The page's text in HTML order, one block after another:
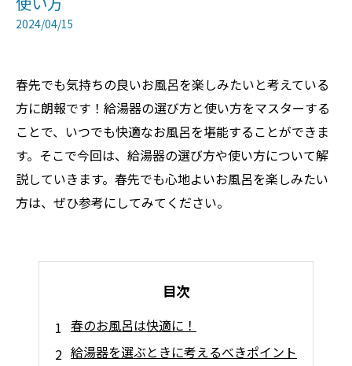
2024/04/15
春先でも気持ちの良いお風呂を楽しみたいと考えている
方に朗報です！給湯器の選び方と使い方をマスターする
ことで、いつでも快適なお風呂を堪能することができま
す。そこで今回は、給湯器の選び方や使い方について解
説していきます。春先でも心地よいお風呂を楽しみたい
方は、ぜひ参考にしてみてください。
目次
春のお風呂は快適に！
給湯器を選ぶときに考えるべきポイント